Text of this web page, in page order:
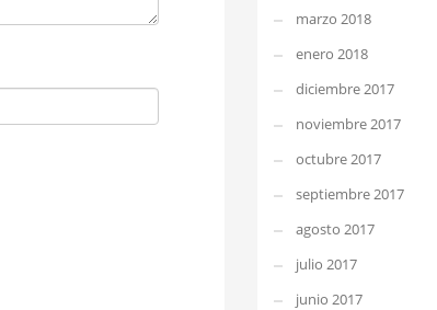
marzo 2018
enero 2018
diciembre 2017
noviembre 2017
octubre 2017
septiembre 2017
agosto 2017
julio 2017
junio 2017